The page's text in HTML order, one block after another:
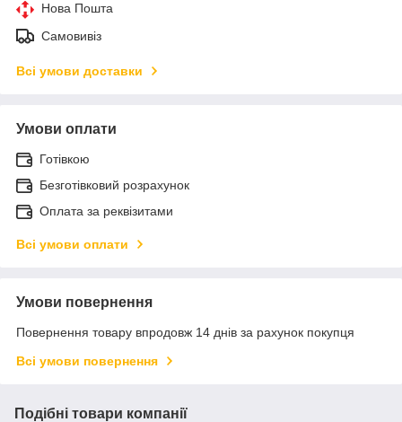
Нова Пошта
Самовивіз
Всі умови доставки
Умови оплати
Готівкою
Безготівковий розрахунок
Оплата за реквізитами
Всі умови оплати
Умови повернення
Повернення товару впродовж 14 днів за рахунок покупця
Всі умови повернення
Подібні товари компанії